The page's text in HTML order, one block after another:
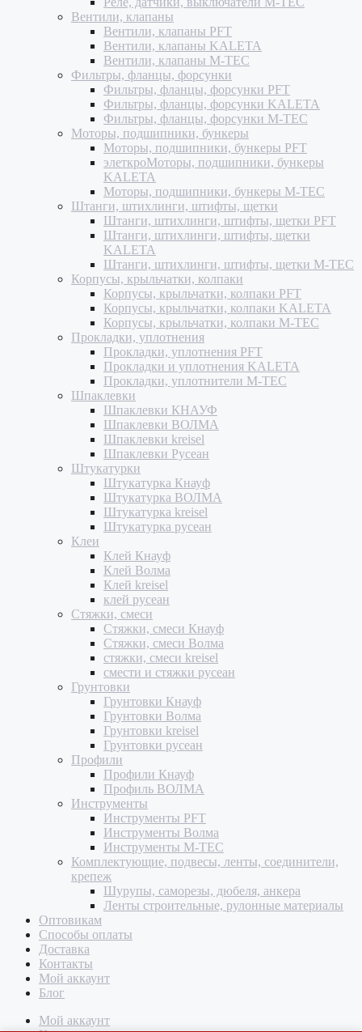
Вентили, клапаны
Вентили, клапаны PFT
Вентили, клапаны KALETA
Вентили, клапаны M-TEC
Фильтры, фланцы, форсунки
Фильтры, фланцы, форсунки PFT
Фильтры, фланцы, форсунки KALETA
Фильтры, фланцы, форсунки M-TEC
Моторы, подшипники, бункеры
Моторы, подшипники, бункеры PFT
элеткроМоторы, подшипники, бункеры
KALETA
Моторы, подшипники, бункеры M-TEC
Штанги, штихлинги, штифты, щетки
Штанги, штихлинги, штифты, щетки PFT
Штанги, штихлинги, штифты, щетки
KALETA
Штанги, штихлинги, штифты, щетки M-TEC
Корпусы, крыльчатки, колпаки
Корпусы, крыльчатки, колпаки PFT
Корпусы, крыльчатки, колпаки KALETA
Корпусы, крыльчатки, колпаки M-TEC
Прокладки, уплотнения
Прокладки, уплотнения PFT
Прокладки и уплотнения KALETA
Прокладки, уплотнители M-TEC
Шпаклевки
Шпаклевки КНАУФ
Шпаклевки ВОЛМА
Шпаклевки kreisel
Шпаклевки Русеан
Штукатурки
Штукатурка Кнауф
Штукатурка ВОЛМА
Штукатурка kreisel
Штукатурка русеан
Клеи
Клей Кнауф
Клей Волма
Клей kreisel
клей русеан
Стяжки, смеси
Стяжки, смеси Кнауф
Стяжки, смеси Волма
стяжки, смеси kreisel
смести и стяжки русеан
Грунтовки
Грунтовки Кнауф
Грунтовки Волма
Грунтовки kreisel
Грунтовки русеан
Профили
Профили Кнауф
Профиль ВОЛМА
Инструменты
Инструменты PFT
Инструменты Волма
Инструменты M-TEC
Комплектующие, подвесы, ленты, соединители,
крепеж
Шурупы, саморезы, дюбеля, анкера
Ленты строительные, рулонные материалы
Оптовикам
Способы оплаты
Доставка
Контакты
Мой аккаунт
Блог
Мой аккаунт